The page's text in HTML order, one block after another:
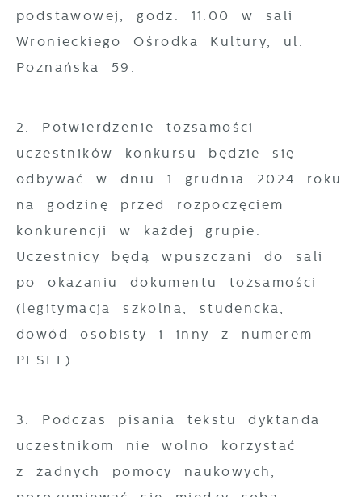
podstawowej, godz. 11.00 w sali
Wronieckiego Ośrodka Kultury, ul.
Poznańska 59.
2. Potwierdzenie tożsamości
uczestników konkursu będzie się
odbywać w dniu 1 grudnia 2024 roku
na godzinę przed rozpoczęciem
konkurencji w każdej grupie.
Uczestnicy będą wpuszczani do sali
po okazaniu dokumentu tożsamości
(legitymacja szkolna, studencka,
dowód osobisty i inny z numerem
PESEL).
3. Podczas pisania tekstu dyktanda
uczestnikom nie wolno korzystać
z żadnych pomocy naukowych,